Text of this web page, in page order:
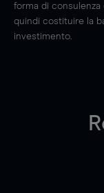
forma di
quindi costituire la
investimento.